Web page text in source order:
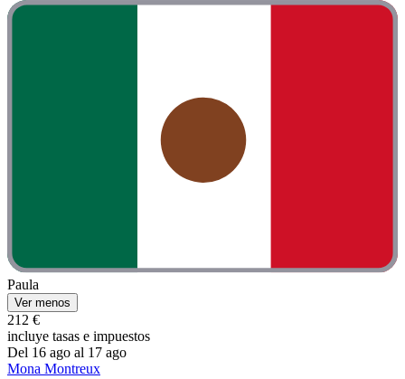
Paula
Ver menos
212 €
incluye tasas e impuestos
Del 16 ago al 17 ago
Mona Montreux